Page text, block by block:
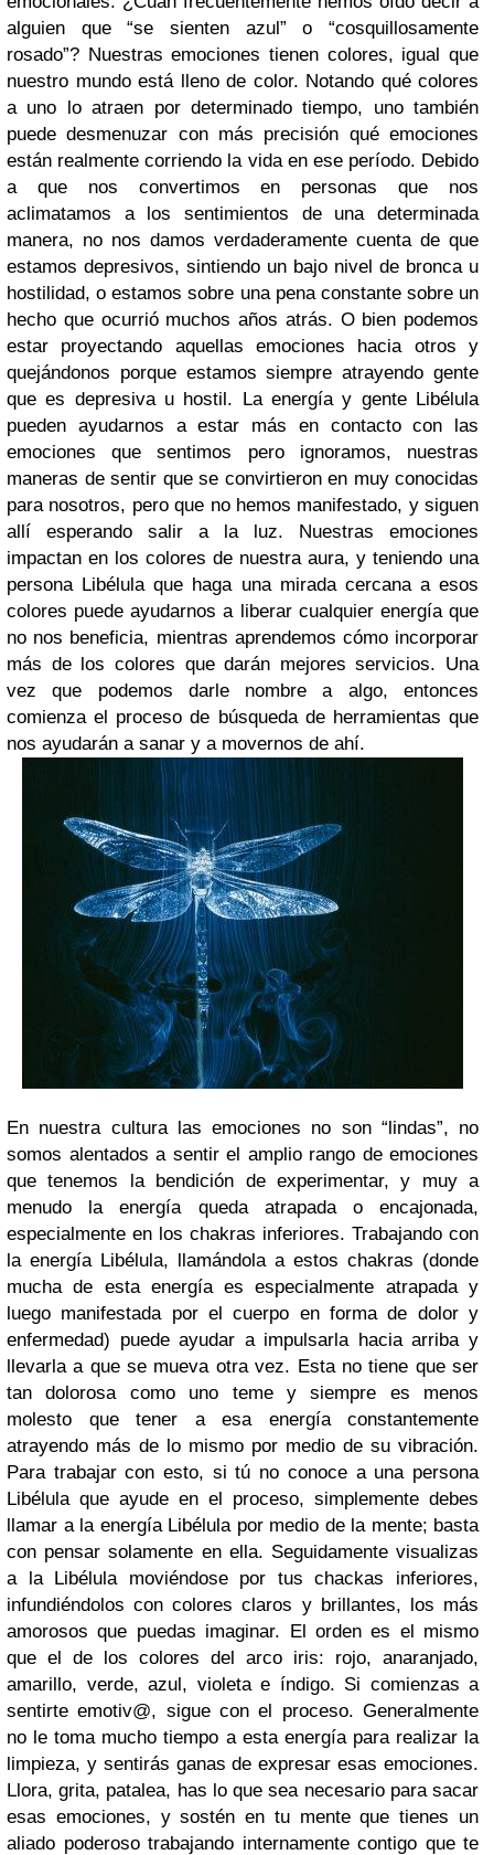
alguien que “se sienten azul” o “cosquillosamente
rosado”? Nuestras emociones tienen colores, igual que
nuestro mundo está lleno de color. Notando qué colores
a uno lo atraen por determinado tiempo, uno también
puede desmenuzar con más precisión qué emociones
están realmente corriendo la vida en ese período. Debido
a que nos convertimos en personas que nos
aclimatamos a los sentimientos de una determinada
manera, no nos damos verdaderamente cuenta de que
estamos depresivos, sintiendo un bajo nivel de bronca u
hostilidad, o estamos sobre una pena constante sobre un
hecho que ocurrió muchos años atrás. O bien podemos
estar proyectando aquellas emociones hacia otros y
quejándonos porque estamos siempre atrayendo gente
que es depresiva u hostil. La energía y gente Libélula
pueden ayudarnos a estar más en contacto con las
emociones que sentimos pero ignoramos, nuestras
maneras de sentir que se convirtieron en muy conocidas
para nosotros, pero que no hemos manifestado, y siguen
allí esperando salir a la luz. Nuestras emociones
impactan en los colores de nuestra aura, y teniendo una
persona Libélula que haga una mirada cercana a esos
colores puede ayudarnos a liberar cualquier energía que
no nos beneficia, mientras aprendemos cómo incorporar
más de los colores que darán mejores servicios. Una
vez que podemos darle nombre a algo, entonces
comienza el proceso de búsqueda de herramientas que
nos ayudarán a sanar y a movernos de ahí.
En nuestra cultura las emociones no son “lindas”, no
somos alentados a sentir el amplio rango de emociones
que tenemos la bendición de experimentar, y muy a
menudo la energía queda atrapada o encajonada,
especialmente en los chakras inferiores. Trabajando con
la energía Libélula, llamándola a estos chakras (donde
mucha de esta energía es especialmente atrapada y
luego manifestada por el cuerpo en forma de dolor y
enfermedad) puede ayudar a impulsarla hacia arriba y
llevarla a que se mueva otra vez. Esta no tiene que ser
tan dolorosa como uno teme y siempre es menos
molesto que tener a esa energía constantemente
atrayendo más de lo mismo por medio de su vibración.
Para trabajar con esto, si tú no conoce a una persona
Libélula que ayude en el proceso, simplemente debes
llamar a la energía Libélula por medio de la mente; basta
con pensar solamente en ella. Seguidamente visualizas
a la Libélula moviéndose por tus chackas inferiores,
infundiéndolos con colores claros y brillantes, los más
amorosos que puedas imaginar. El orden es el mismo
que el de los colores del arco iris: rojo, anaranjado,
amarillo, verde, azul, violeta e índigo. Si comienzas a
sentirte emotiv@, sigue con el proceso. Generalmente
no le toma mucho tiempo a esta energía para realizar la
limpieza, y sentirás ganas de expresar esas emociones.
Llora, grita, patalea, has lo que sea necesario para sacar
esas emociones, y sostén en tu mente que tienes un
aliado poderoso trabajando internamente contigo que te